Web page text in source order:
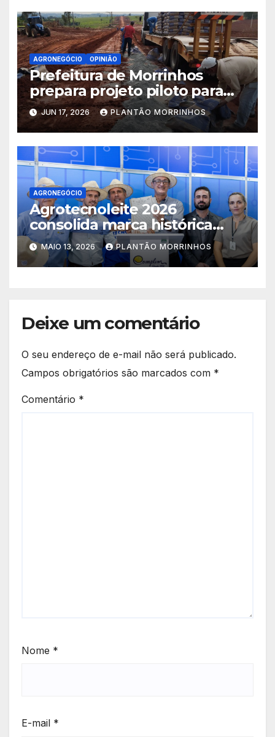
AGRONEGÓCIO OPINIÃO
Prefeitura de Morrinhos
prepara projeto piloto para
aplicação de solo-cimento em
estradas vicinais
JUN 17, 2026 PLANTÃO MORRINHOS
AGRONEGÓCIO
Agrotecnoleite 2026
consolida marca histórica
com movimentação de R$
200 milhões e recorde de
público
MAIO 13, 2026 PLANTÃO MORRINHOS
Deixe um comentário
O seu endereço de e-mail não será publicado.
Campos obrigatórios são marcados com *
Comentário *
Nome *
E-mail *